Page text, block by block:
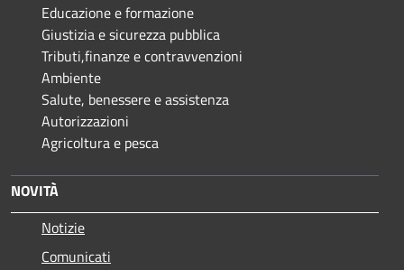
Educazione e formazione
Giustizia e sicurezza pubblica
Tributi,finanze e contravvenzioni
Ambiente
Salute, benessere e assistenza
Autorizzazioni
Agricoltura e pesca
NOVITÀ
Notizie
Comunicati